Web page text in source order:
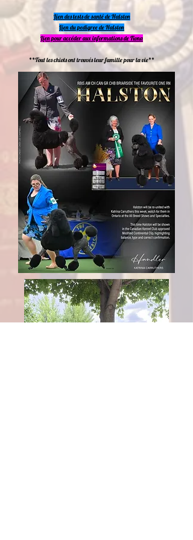
Lien des tests de santé de Halston
Lien du pedigree de Halston
Lien pour accéder aux informations de Fiona
**Tout les chiots ont trouvés leur famille pour la vie**